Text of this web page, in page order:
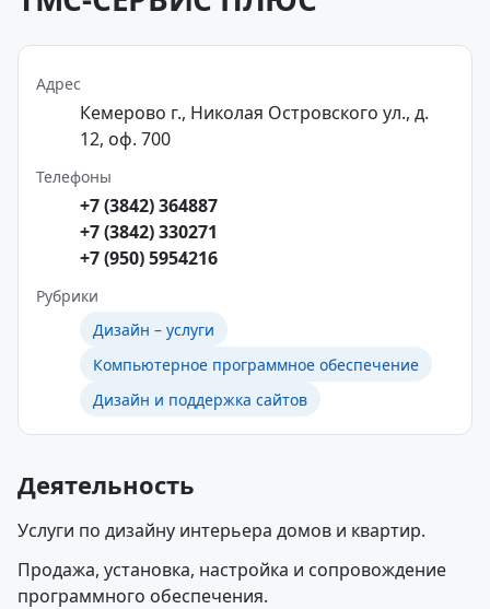
Адрес
Кемерово г., Николая Островского ул., д.
12, оф. 700
Телефоны
+7 (3842) 364887
+7 (3842) 330271
+7 (950) 5954216
Рубрики
Дизайн – услуги
Компьютерное программное обеспечение
Дизайн и поддержка сайтов
Деятельность
Услуги по дизайну интерьера домов и квартир.
Продажа, установка, настройка и сопровождение
программного обеспечения.